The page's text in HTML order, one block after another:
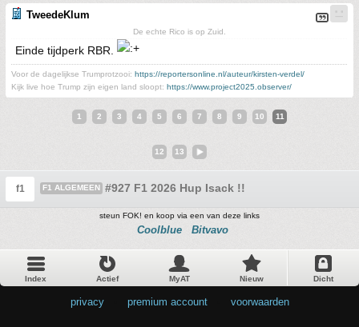
TweedeKlum
De echte Rico is op Zuid.
Einde tijdperk RBR.
Voor de dagelijkse Trumprotzooi: https://reportersonline.nl/auteur/kirsten-verdel/
Kijk live hoe Trump zijn eigen land sloopt: https://www.project2025.observer/
1 2 3 4 5 6 7 8 9 10 11
12 13
f1 F1 ALGEMEEN #927 F1 2026 Hup Isack !!
steun FOK! en koop via een van deze links
Coolblue Bitvavo
Index Actief MyAT Nieuw Dicht
privacy premium account voorwaarden